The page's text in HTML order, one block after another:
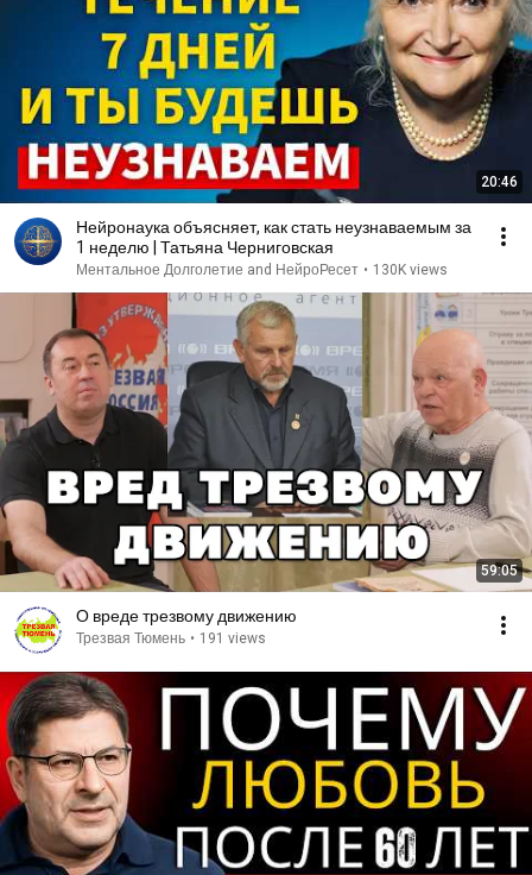
20:46
Нейронаука объясняет, как стать неузнаваемым за
1 неделю | Татьяна Черниговская
Ментальное Долголетие and НейроРесет • 130K views
59:05
О вреде трезвому движению
Трезвая Тюмень • 191 views